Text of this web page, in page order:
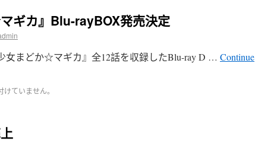
ギカ』Blu-rayBOX発売決定
女まどか☆マギカ』全12話を収録したBlu-ray D … Continue
ていません。